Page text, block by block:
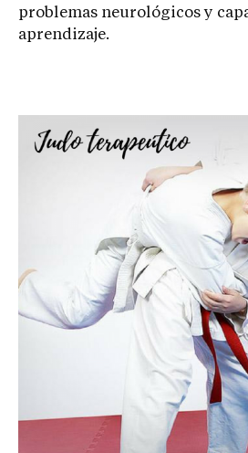
problemas neurológicos y
aprendizaje.